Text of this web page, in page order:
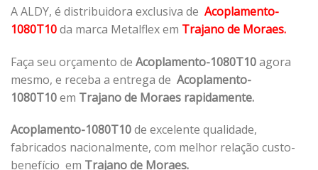
A ALDY, é distribuidora exclusiva de Acoplamento-
1080T10da marca Metalflex em Trajano de Moraes.
Faça seu orçamento de Acoplamento-1080T10agora
mesmo, e receba a entrega de Acoplamento-
1080T10em Trajano de Moraes rapidamente.
Acoplamento-1080T10de excelente qualidade,
fabricados nacionalmente, com melhor relação custo-
benefício em Trajano de Moraes.